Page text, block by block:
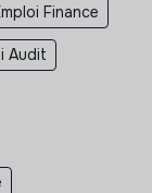
Finance
Audit